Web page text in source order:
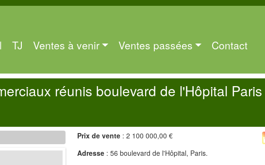
TJ Ventes à venir Ventes passées Contact
réunis boulevard de l'Hôpital Paris
Prix de vente: 2 100 000,00 €
Adresse: 56 boulevard de l'Hôpital, Paris.